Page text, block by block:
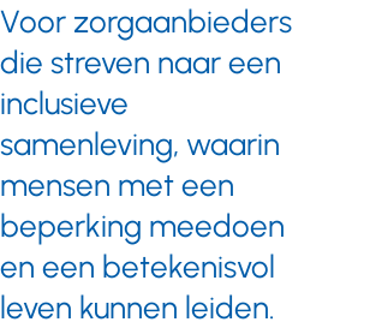
Voor zorgaanbieders
die streven naar een
inclusieve
samenleving, waarin
mensen met een
beperking meedoen
en een betekenisvol
leven kunnen leiden.